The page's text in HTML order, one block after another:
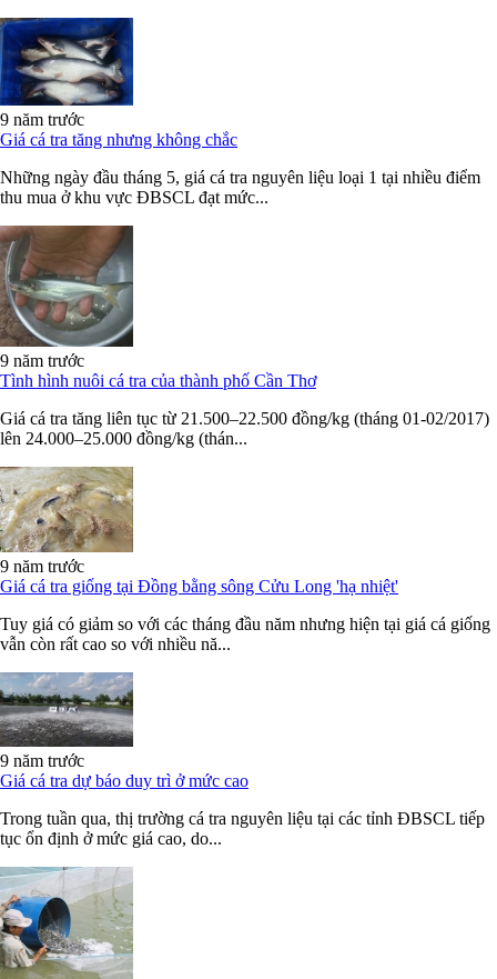
9 năm trước
Giá cá tra tăng nhưng không chắc
Những ngày đầu tháng 5, giá cá tra nguyên liệu loại 1 tại nhiều điểm
thu mua ở khu vực ĐBSCL đạt mức...
9 năm trước
Tình hình nuôi cá tra của thành phố Cần Thơ
Giá cá tra tăng liên tục từ 21.500–22.500 đồng/kg (tháng 01-02/2017)
lên 24.000–25.000 đồng/kg (thán...
9 năm trước
Giá cá tra giống tại Đồng bằng sông Cửu Long 'hạ nhiệt'
Tuy giá có giảm so với các tháng đầu năm nhưng hiện tại giá cá giống
vẫn còn rất cao so với nhiều nă...
9 năm trước
Giá cá tra dự báo duy trì ở mức cao
Trong tuần qua, thị trường cá tra nguyên liệu tại các tỉnh ĐBSCL tiếp
tục ổn định ở mức giá cao, do...